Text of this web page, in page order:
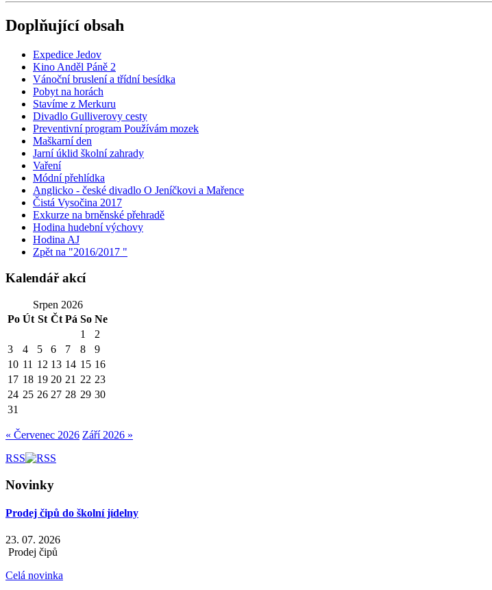
Doplňující obsah
Expedice Jedov
Kino Anděl Páně 2
Vánoční bruslení a třídní besídka
Pobyt na horách
Stavíme z Merkuru
Divadlo Gulliverovy cesty
Preventivní program Používám mozek
Maškarní den
Jarní úklid školní zahrady
Vaření
Módní přehlídka
Anglicko - české divadlo O Jeníčkovi a Mařence
Čistá Vysočina 2017
Exkurze na brněnské přehradě
Hodina hudební výchovy
Hodina AJ
Zpět na "2016/2017 "
Kalendář akcí
Srpen 2026
Po Út St Čt Pá So Ne
1
2
3
4 5 6 7 8
9
10 11 12 13 14 15 16
17 18 19 20 21 22 23
24 25 26 27 28 29 30
31
« Červenec 2026 Září 2026 »
RSS
Novinky
Prodej čipů do školní jídelny
23. 07. 2026
Prodej čipů
Celá novinka